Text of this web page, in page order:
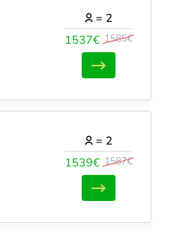
1537€ 1585€
= 2
1539€ 1587€
= 2